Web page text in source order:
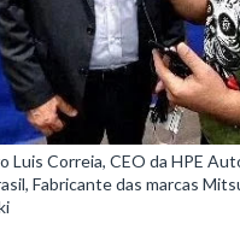
Luis Correia, CEO da HPE
Fabricante das marcas